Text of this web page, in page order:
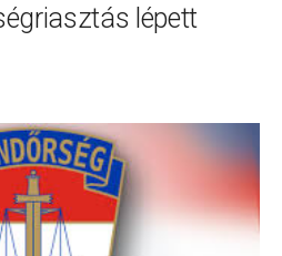
lépett